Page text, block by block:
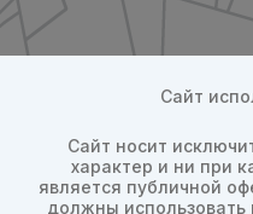
Сайт
Сайт носит
характер и ни при
является публичной
должны использовать